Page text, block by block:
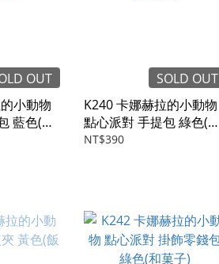
OUT
小動物
藍色(和
SOLD OUT
K240 卡娜赫拉的小動物
點心派對 手提包 綠色(和
菓子)
NT$390